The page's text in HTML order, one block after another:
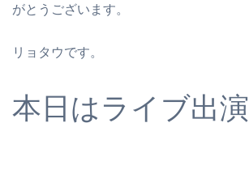
がとうございます。
リョタウです。
本日はライブ出演